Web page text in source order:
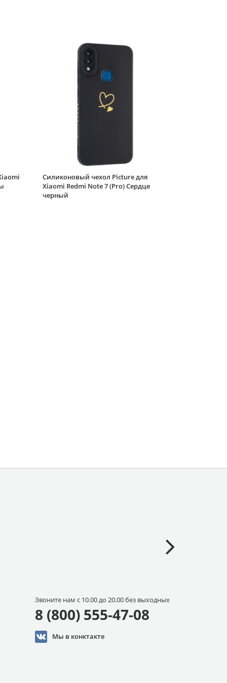
Redmi Note 7 (Pro)
красная
Силиконовый чехол
White heart для
Xiaomi Redmi Note 7
(Pro) прозрачный с
вырезом под карту
Силиконовый чехол
White heart для
Xiaomi Redmi Note 7
(Pro) розовый
градиент c вырезом
Силиконовый чехол
Soft edge для Xiaomi
Redmi Note 7 (Pro)
дак
Силиконовый чехол
Силиконовый чехол Picture для
Xiaomi Redmi Note 7 (Pro) Сердце
черный
Звоните нам с 10.00 до 20.00 без выходных
8 (800) 555-47-08
Мы в конктакте